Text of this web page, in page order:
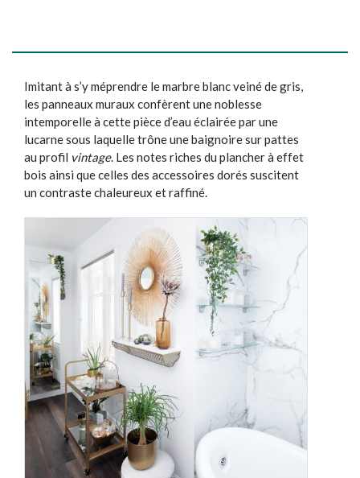
Imitant à s’y méprendre le marbre blanc veiné de gris,
les panneaux muraux confèrent une noblesse
intemporelle à cette pièce d’eau éclairée par une
lucarne sous laquelle trône une baignoire sur pattes
au profil vintage. Les notes riches du plancher à effet
bois ainsi que celles des accessoires dorés suscitent
un contraste chaleureux et raffiné.